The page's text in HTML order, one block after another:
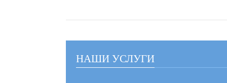
НАШИ УСЛУГИ